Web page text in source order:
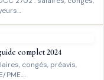
complet 2024
congés, préavis,
PME.…